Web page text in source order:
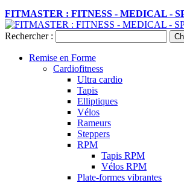
FITMASTER : FITNESS - MEDICAL -
Rechercher :
Remise en Forme
Cardiofitness
Ultra cardio
Tapis
Elliptiques
Vélos
Rameurs
Steppers
RPM
Tapis RPM
Vélos RPM
Plate-formes vibrantes